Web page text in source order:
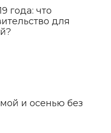
года: что
для
и осенью без